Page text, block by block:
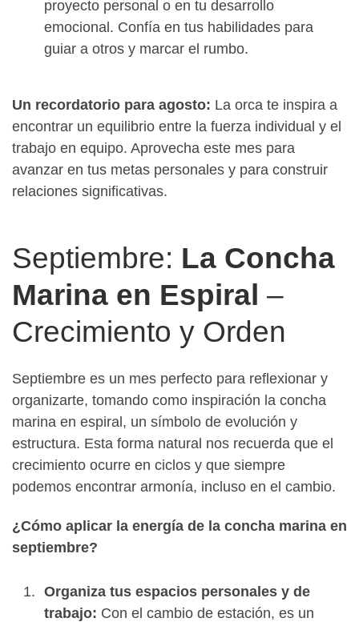
proyecto personal o en tu desarrollo
emocional. Confía en tus habilidades para
guiar a otros y marcar el rumbo.
Un recordatorio para agosto: La orca te inspira a
encontrar un equilibrio entre la fuerza individual y el
trabajo en equipo. Aprovecha este mes para
avanzar en tus metas personales y para construir
relaciones significativas.
Septiembre: La Concha
Marina en Espiral –
Crecimiento y Orden
Septiembre es un mes perfecto para reflexionar y
organizarte, tomando como inspiración la concha
marina en espiral, un símbolo de evolución y
estructura. Esta forma natural nos recuerda que el
crecimiento ocurre en ciclos y que siempre
podemos encontrar armonía, incluso en el cambio.
¿Cómo aplicar la energía de la concha marina en
septiembre?
Organiza tus espacios personales y de
trabajo: Con el cambio de estación, es un